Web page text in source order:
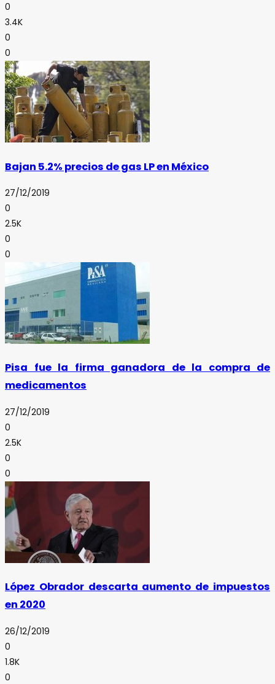
0
3.4K
0
0
Bajan 5.2% precios de gas LP en México
27/12/2019
0
2.5K
0
0
Pisa fue la firma ganadora de la compra de
medicamentos
27/12/2019
0
2.5K
0
0
López Obrador descarta aumento de impuestos
en 2020
26/12/2019
0
1.8K
0